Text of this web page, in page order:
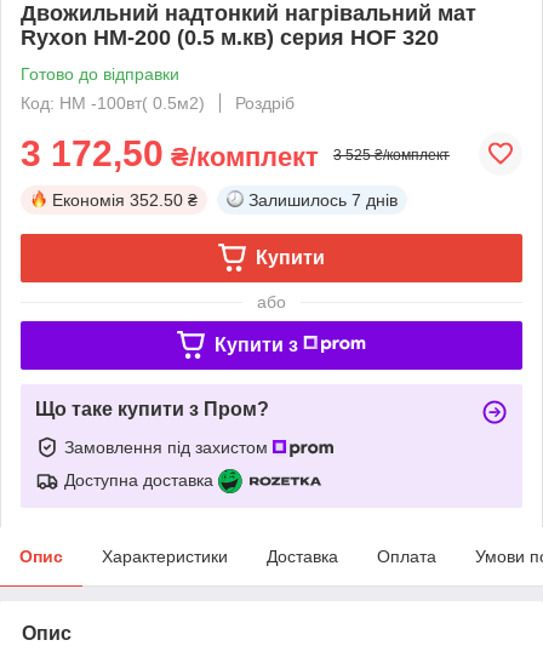
Двожильний надтонкий нагрівальний мат
Ryxon HM-200 (0.5 м.кв) серия HOF 320
Готово до відправки
Код: HM -100вт( 0.5м2)
Роздріб
3 172,50 ₴/комплект 3 525 ₴/комплект
Економія 352.50 ₴ Залишилось 7 днів
Купити
або
Купити з
Що таке купити з Пром?
Замовлення під захистом
Доступна доставка
Опис Характеристики Доставка Оплата Умови
Опис